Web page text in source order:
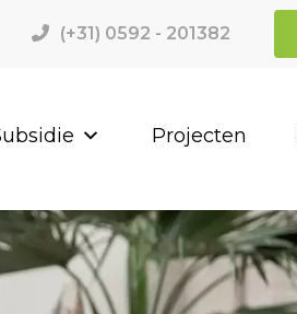
(+31) 0592 - 201382
Projecten